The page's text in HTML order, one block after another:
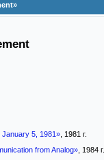
5, 1981», 1981 г.
from Analog», 1984 г.